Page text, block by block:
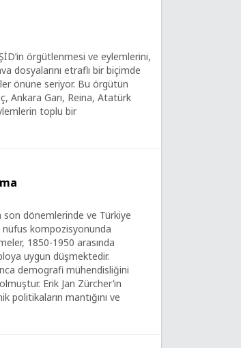
örgütlenmesi ve eylemlerini,
dosyalarını etraflı bir biçimde
önüne seriyor. Bu örgütün
Ankara Garı, Reina, Atatürk
toplu bir
son dönemlerinde ve Türkiye
nüfus kompozisyonunda
1850-1950 arasında
uygun düşmektedir.
demografi mühendisliğini
Erik Jan Zürcher’in
politikaların mantığını ve